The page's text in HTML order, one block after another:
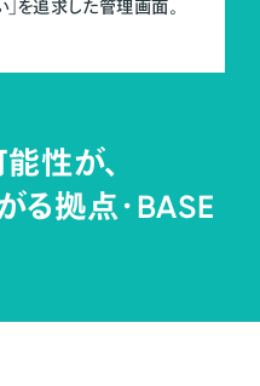
」を追求した管理画面。
性が、
る拠点・BASE